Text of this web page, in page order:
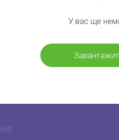
У вас ще